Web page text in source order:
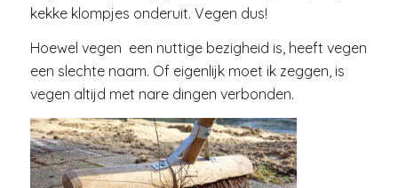
kekke klompjes onderuit. Vegen dus!
Hoewel vegen een nuttige bezigheid is, heeft vegen
een slechte naam. Of eigenlijk moet ik zeggen, is
vegen altijd met nare dingen verbonden.